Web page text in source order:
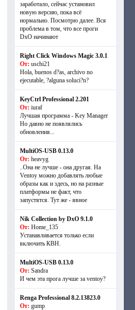
заработало, сейчас установил
новую версию, пока всё
нормально. Посмотрю далее. Вся
проблема в том, что все проги
DxO начинают
Right Click Windows Magic 3.0.1
От: uschi21
Hola, buenos d?as, archivo no
ejecutable, ?alguna soluci?n?
KeyCtrl Professional 2.201
От: iuraf
Лучшая программа - Key Manager
Но давно не появлялись
обновления...
MultiOS-USB 0.13.0
От: heavyg
..Она не лучше - она другая. На
Ventoy можно добавлять любые
образы как и здесь, но на разные
платформы не факт, что
запустятся. Тут же - явное
Nik Collection by DxO 9.1.0
От: Home_135
Устанавливается только если
включить КВН.
MultiOS-USB 0.13.0
От: Sandra
И чем эта прога лучше за ventoy?
Renga Professional 8.2.13823.0
От: gump